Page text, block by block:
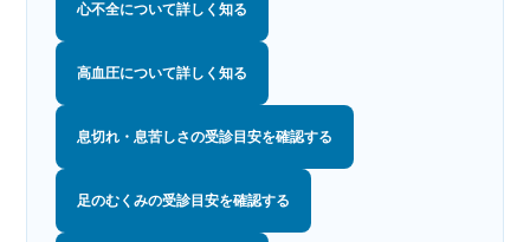
心不全について詳しく知る
高血圧について詳しく知る
息切れ・息苦しさの受診目安を確認する
足のむくみの受診目安を確認する